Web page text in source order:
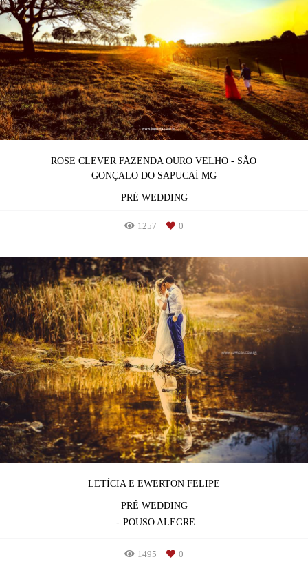
ROSE CLEVER FAZENDA OURO VELHO - SÃO
GONÇALO DO SAPUCAÍ MG
PRÉ WEDDING
1257 0
LETÍCIA E EWERTON FELIPE
PRÉ WEDDING
POUSO ALEGRE
1495 0